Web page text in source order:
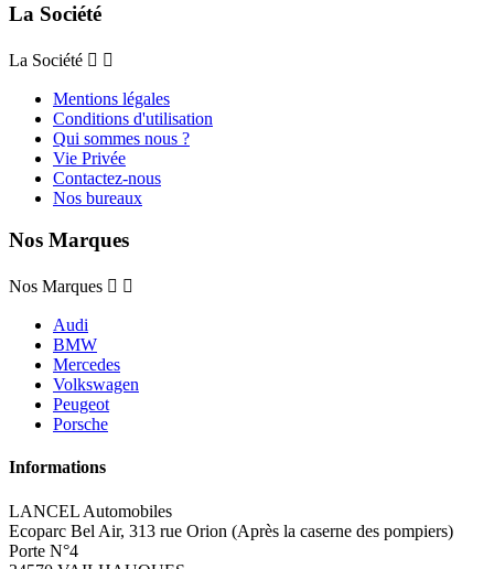
La Société
La Société  
Mentions légales
Conditions d'utilisation
Qui sommes nous ?
Vie Privée
Contactez-nous
Nos bureaux
Nos Marques
Nos Marques  
Audi
BMW
Mercedes
Volkswagen
Peugeot
Porsche
Informations
LANCEL Automobiles
Ecoparc Bel Air, 313 rue Orion (Après la caserne des pompiers)
Porte N°4